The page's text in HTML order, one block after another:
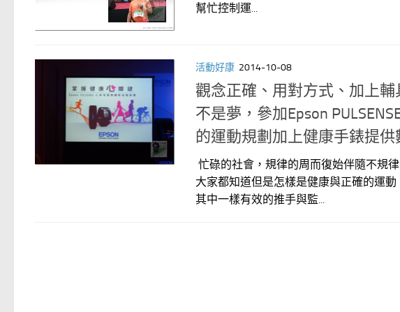
幫忙控制運...
活動好康 2014-10-08
觀念正確、用對方式、加上
不是夢，參加Epson
的運動規劃加上健康手錶提供
忙碌的社會，規律的周而復始伴隨不規
大家都知道但是怎樣是健康與正確的運
其中一樣有效的推手與監...